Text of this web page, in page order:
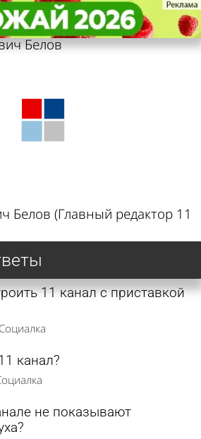
Белов Владимир
Белов (Главный редактор 11
11 канал с приставкой
Социалка
канал?
не показывают
Белов Владимир